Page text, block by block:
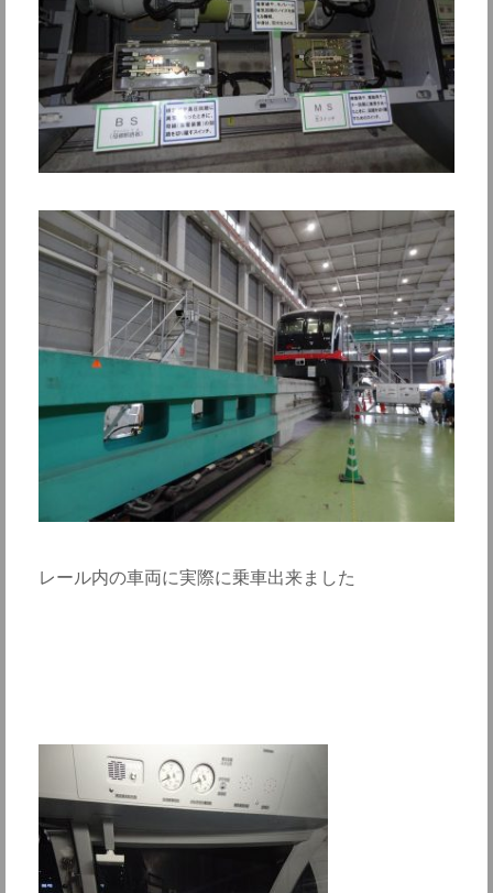
レール内の車両に実際に乗車出来ました